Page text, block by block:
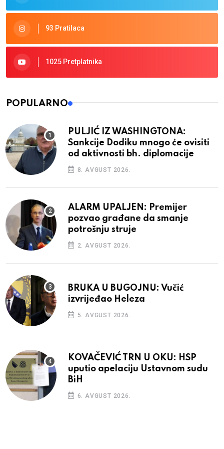
93 Pratilaca
1025 Pretplatnika
POPULARNO
PULJIĆ IZ WASHINGTONA:
Sankcije Dodiku mnogo će ovisiti
od aktivnosti bh. diplomacije
8. AVGUST 2026.
ALARM UPALJEN: Premijer
pozvao građane da smanje
potrošnju struje
2. AVGUST 2026.
BRUKA U BUGOJNU: Vučić
izvrijeđao Heleza
5. AVGUST 2026.
KOVAČEVIĆ TRN U OKU: HSP
uputio apelaciju Ustavnom sudu
BiH
6. AVGUST 2026.